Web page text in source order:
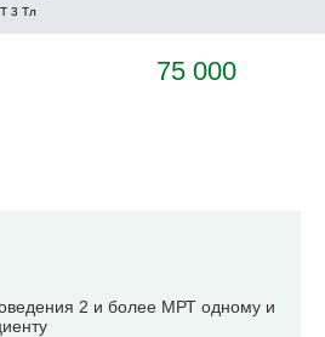
3 Tл
75 000
2 и более МРТ одному и